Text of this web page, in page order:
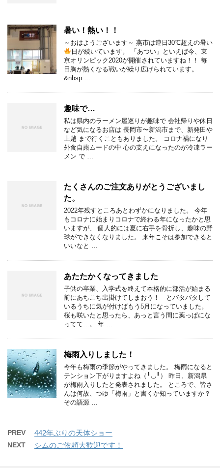
暑い！熱い！！
～おはようございます～ 燕市は連日30℃超えの暑い
日が続いています。 「あつい」といえば今、東
京オリンピック2020が開催されていますね！！ 毎
日胸が熱くなる戦いが繰り広げられています。
&nbsp …
趣味で…
私は県内のラーメン屋巡りが趣味で 会社帰りや休日
など気になるお店は 長岡市〜新潟市まで、新発田や
上越 まで行くこともありました。 コロナ禍になり
外食自粛ムードの中 心の支えになったのが冷凍ラー
メン で …
たくさんのご注文ありがとうございまし
た。
2022年残すところあとわずかになりました。 今年
もコロナに始まりコロナで終わる年になったかと思
いますが、 個人的には夏に右手を骨折し、趣味の野
球ができなくなりました。 来年こそは参加できると
いいなと …
あたたかくなってきました
子供の卒業、入学式を終えて本格的に部活が始まる
前にあちこち出掛けてしまおう！ とバタバタして
いるうちに気が付けばもう5月になっていました。
桜も咲いたと思ったら、あっと言う間に葉っぱにな
ってて…。 年 …
梅雨入りしました！
今年も梅雨の季節がやってきました。 梅雨になると
テンション下がりますよね（╹◡╹） 昨日、新潟県
が梅雨入りしたと発表されました。 ところで、皆さ
んは何故、つゆ「梅雨」と書くか知っていますか？
その語源 …
PREV 442年ぶりの天体ショー
NEXT シムのご依頼大歓迎です！